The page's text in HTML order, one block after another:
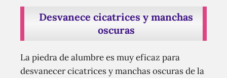
Desvanece cicatrices y manchas
oscuras
La piedra de alumbre es muy eficaz para
desvanecer cicatrices y manchas oscuras de la